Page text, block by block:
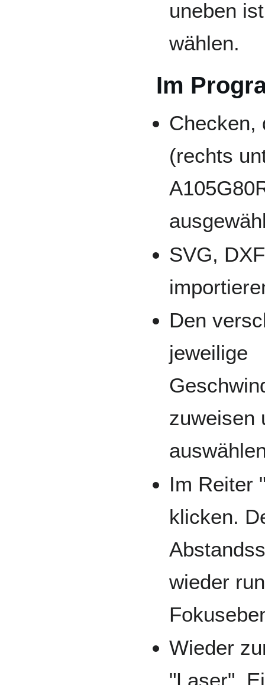
uneben
wählen.
Im
Checken,
(rechts
SVG,
Den
jeweilige
zuweisen
Im Reiter
klicken.
wieder
Wieder
"Laser".